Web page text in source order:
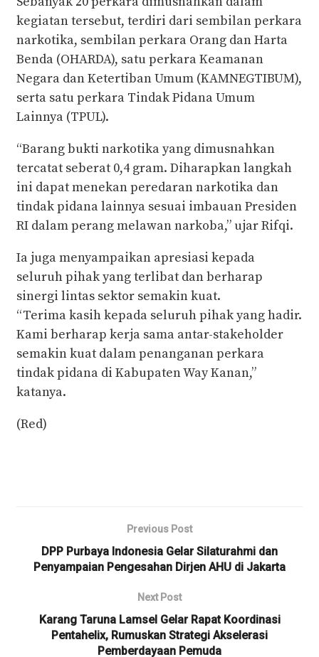
kegiatan tersebut, terdiri dari sembilan perkara
narkotika, sembilan perkara Orang dan Harta
Benda (OHARDA), satu perkara Keamanan
Negara dan Ketertiban Umum (KAMNEGTIBUM),
serta satu perkara Tindak Pidana Umum
Lainnya (TPUL).
“Barang bukti narkotika yang dimusnahkan
tercatat seberat 0,4 gram. Diharapkan langkah
ini dapat menekan peredaran narkotika dan
tindak pidana lainnya sesuai imbauan Presiden
RI dalam perang melawan narkoba,” ujar Rifqi.
Ia juga menyampaikan apresiasi kepada
seluruh pihak yang terlibat dan berharap
sinergi lintas sektor semakin kuat.
“Terima kasih kepada seluruh pihak yang hadir.
Kami berharap kerja sama antar-stakeholder
semakin kuat dalam penanganan perkara
tindak pidana di Kabupaten Way Kanan,”
katanya.
(Red)
Previous Post
DPP Purbaya Indonesia Gelar Silaturahmi dan
Penyampaian Pengesahan Dirjen AHU di Jakarta
Next Post
Karang Taruna Lamsel Gelar Rapat Koordinasi
Pentahelix, Rumuskan Strategi Akselerasi
Pemberdayaan Pemuda